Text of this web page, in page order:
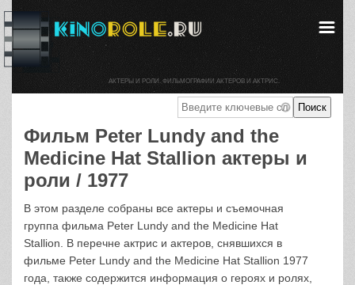
Фильм Peter Lundy and the
Medicine Hat Stallion актеры и
роли / 1977
В этом разделе собраны все актеры и съемочная
группа фильма Peter Lundy and the Medicine Hat
Stallion. В перечне актрис и актеров, снявшихся в
фильме Peter Lundy and the Medicine Hat Stallion 1977
года, также содержится информация о героях и ролях,
АКТЕРЫ И РОЛИ. ФИЛЬМОГРАФИИ АКТЕРОВ И АКТРИС.